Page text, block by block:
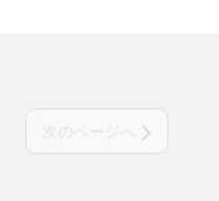
次のページへ